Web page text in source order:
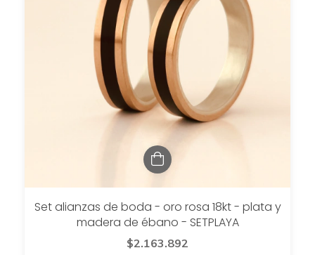
Set alianzas de boda - oro rosa 18kt - plata y
madera de ébano - SETPLAYA
$2.163.892